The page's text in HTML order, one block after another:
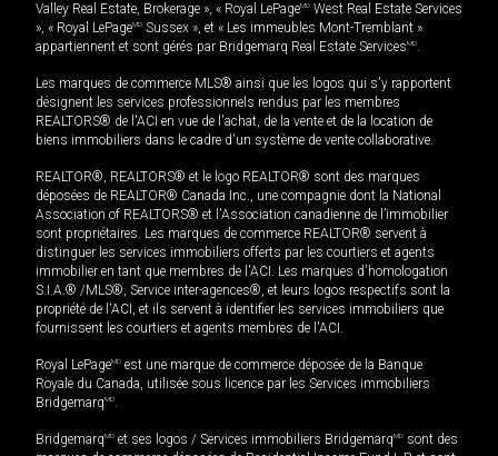
Valley Real Estate, Brokerage », « Royal LePageMD West Real Estate Services
», « Royal LePageMD Sussex », et « Les immeubles Mont-Tremblant »
appartiennent et sont gérés par Bridgemarq Real Estate ServicesMD.
Les marques de commerce MLS® ainsi que les logos qui s'y rapportent
désignent les services professionnels rendus par les membres
REALTORS® de l'ACI en vue de l'achat, de la vente et de la location de
biens immobiliers dans le cadre d'un système de vente collaborative.
REALTOR®, REALTORS® et le logo REALTOR® sont des marques
déposées de REALTOR® Canada Inc., une compagnie dont la National
Association of REALTORS® et l'Association canadienne de l’immobilier
sont propriétaires. Les marques de commerce REALTOR® servent à
distinguer les services immobiliers offerts par les courtiers et agents
immobilier en tant que membres de l'ACI. Les marques d'homologation
S.I.A.® /MLS®, Service inter-agences®, et leurs logos respectifs sont la
propriété de l'ACI, et ils servent à identifier les services immobiliers que
fournissent les courtiers et agents membres de l'ACI.
Royal LePageMD est une marque de commerce déposée de la Banque
Royale du Canada, utilisée sous licence par les Services immobiliers
BridgemarqMD.
BridgemarqMD et ses logos / Services immobiliers BridgemarqMD sont des